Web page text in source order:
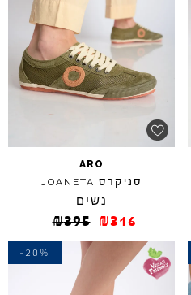
ARO
סניקרס JOANETA
נשים
₪395 ₪316
-20%